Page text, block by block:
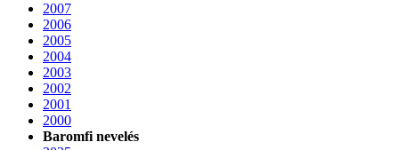
2007
2006
2005
2004
2003
2002
2001
2000
Baromfi nevelés